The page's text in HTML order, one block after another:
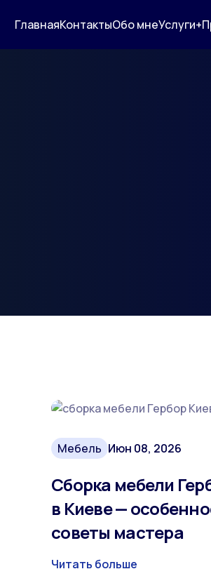
ГлавнаяКонтактыОбо мнеУслуги+
Мебель Июн 08, 2026
Сборка мебели
в Киеве —
советы мастера
Читать больше